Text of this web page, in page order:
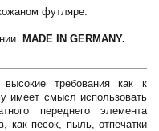
футляре.
MADE IN GERMANY.
требования как к
имеет смысл использовать
переднего элемента
как песок, пыль, отпечатки